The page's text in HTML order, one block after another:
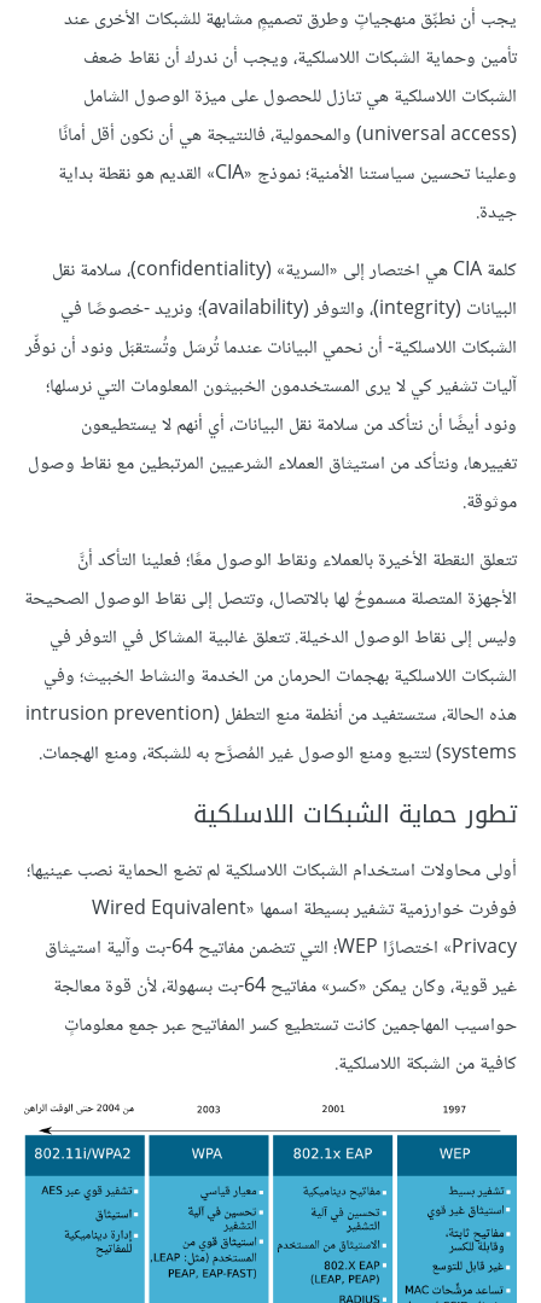
يجب أن نطبِّق منهجياتٍ وطرق تصميمٍ مشابهة للشبكات الأخرى عند
تأمين وحماية الشبكات اللاسلكية، ويجب أن ندرك أن نقاط ضعف
الشبكات اللاسلكية هي تنازل للحصول على ميزة الوصول الشامل
(universal access) والمحمولية، فالنتيجة هي أن نكون أقل أمانًا
وعلينا تحسين سياستنا الأمنية؛ نموذج «CIA» القديم هو نقطة بداية
جيدة.
كلمة CIA هي اختصار إلى «السرية» (confidentiality)، سلامة نقل
البيانات (integrity)، والتوفر (availability)؛ ونريد -خصوصًا في
الشبكات اللاسلكية- أن نحمي البيانات عندما تُرسَل وتُستقبَل ونود أن نوفِّر
آليات تشفير كي لا يرى المستخدمون الخبيثون المعلومات التي نرسلها؛
ونود أيضًا أن نتأكد من سلامة نقل البيانات، أي أنهم لا يستطيعون
تغييرها، ونتأكد من استيثاق العملاء الشرعيين المرتبطين مع نقاط وصول
موثوقة.
تتعلق النقطة الأخيرة بالعملاء ونقاط الوصول معًا؛ فعلينا التأكد أنَّ
الأجهزة المتصلة مسموحٌ لها بالاتصال، وتتصل إلى نقاط الوصول الصحيحة
وليس إلى نقاط الوصول الدخيلة. تتعلق غالبية المشاكل في التوفر في
الشبكات اللاسلكية بهجمات الحرمان من الخدمة والنشاط الخبيث؛ وفي
هذه الحالة، ستستفيد من أنظمة منع التطفل (intrusion prevention
systems) لتتبع ومنع الوصول غير المُصرَّح به للشبكة، ومنع الهجمات.
تطور حماية الشبكات اللاسلكية
أولى محاولات استخدام الشبكات اللاسلكية لم تضع الحماية نصب عينيها؛
فوفرت خوارزمية تشفير بسيطة اسمها «Wired Equivalent
Privacy» اختصارًا WEP؛ التي تتضمن مفاتيح 64-بت وآلية استيثاق
غير قوية، وكان يمكن «كسر» مفاتيح 64-بت بسهولة، لأن قوة معالجة
حواسيب المهاجمين كانت تستطيع كسر المفاتيح عبر جمع معلوماتٍ
كافية من الشبكة اللاسلكية.